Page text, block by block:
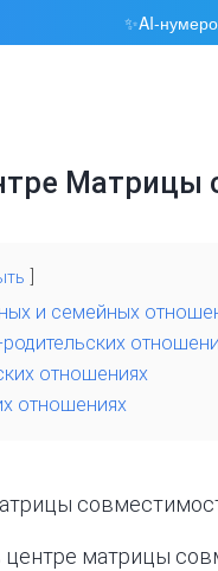
Матрицы
и семейных
отношениях
отношениях
матрицы
✨AI-